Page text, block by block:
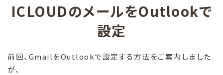
ICLOUDのメールをOutlookで
設定
前回、GmailをOutlookで設定する方法をご案内しました
が、